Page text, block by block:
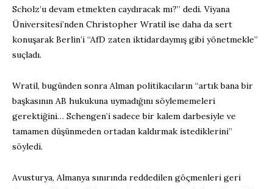
Scholz’u devam etmekten caydıracak mı?” dedi. Viyana
Üniversitesi’nden Christopher Wratil ise daha da sert
konuşarak Berlin’i “AfD zaten iktidardaymış gibi yönetmekle”
suçladı.
Wratil, bugünden sonra Alman politikacıların “artık bana bir
başkasının AB hukukuna uymadığını söylememeleri
gerektiğini… Schengen’i sadece bir kalem darbesiyle ve
tamamen düşünmeden ortadan kaldırmak istediklerini”
söyledi.
Avusturya, Almanya sınırında reddedilen göçmenleri geri